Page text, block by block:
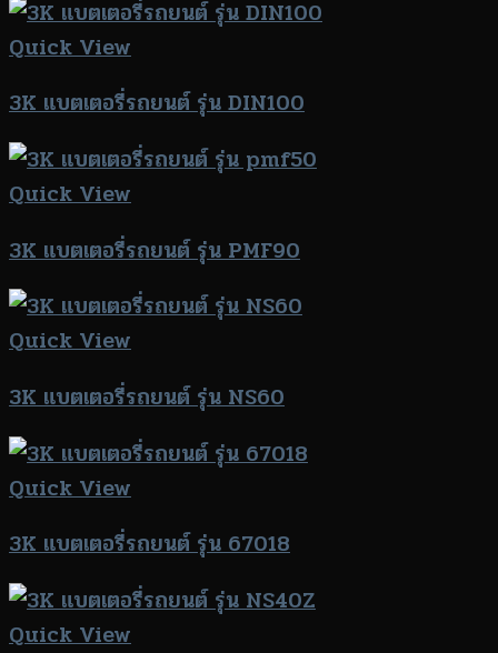
Quick View
3K แบตเตอรี่รถยนต์ รุ่น DIN100
Quick View
3K แบตเตอรี่รถยนต์ รุ่น PMF90
Quick View
3K แบตเตอรี่รถยนต์ รุ่น NS60
Quick View
3K แบตเตอรี่รถยนต์ รุ่น 67018
Quick View